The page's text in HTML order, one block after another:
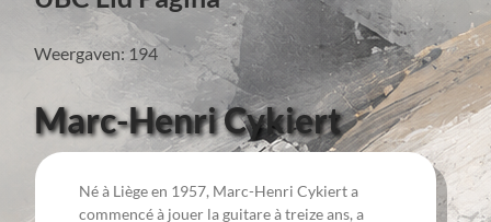
Weergaven: 194
Marc-Henri Cykiert
Né à Liège en 1957, Marc-Henri Cykiert a
commencé à jouer la guitare à treize ans, a